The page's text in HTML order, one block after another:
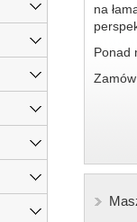
na
Ponad